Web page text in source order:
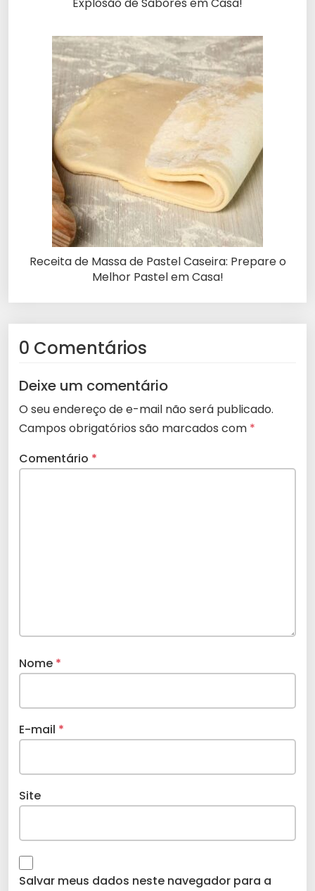
Explosão de Sabores em Casa!
Receita de Massa de Pastel Caseira: Prepare o
Melhor Pastel em Casa!
0 Comentários
Deixe um comentário
O seu endereço de e-mail não será publicado.
Campos obrigatórios são marcados com *
Comentário *
Nome *
E-mail *
Site
Salvar meus dados neste navegador para a